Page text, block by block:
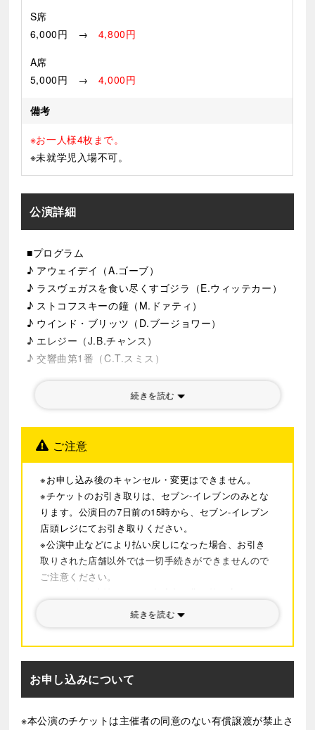
S席
6,000円 → 4,800円
A席
5,000円 → 4,000円
備考
※お一人様4枚まで。
※未就学児入場不可。
公演詳細
続きを読む
■プログラム
♪ アウェイデイ（A.ゴーブ）
♪ ラスヴェガスを食い尽くすゴジラ（E.ウィッテカー）
♪ ストコフスキーの鐘（M.ドァティ）
♪ ウインド・ブリッツ（D.ブージョワー）
♪ エレジー（J.B.チャンス）
♪ 交響曲第1番（C.T.スミス）
ご注意
続きを読む
※お申し込み後のキャンセル・変更はできません。
※チケットのお引き取りは、セブン-イレブンのみとな
ります。公演日の7日前の15時から、セブン-イレブン
店頭レジにてお引き取りください。
※公演中止などにより払い戻しになった場合、お引き
取りされた店舗以外では一切手続きができませんので
ご注意ください。
※やむを得ぬ事情により、出演者、曲目等が変更にな
る場合があります。予めご了承ください。
お申し込みについて
※本公演のチケットは主催者の同意のない有償譲渡が禁止さ